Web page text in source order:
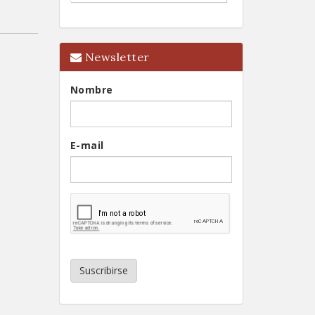
Newsletter
Nombre
E-mail
Suscribirse